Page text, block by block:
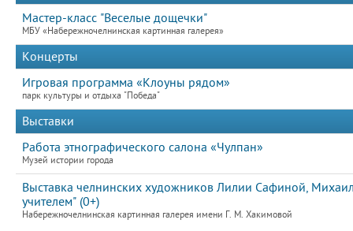
Мастер-класс "Веселые дощечки"
МБУ «Набережночелнинская картинная галерея»
Концерты
Игровая программа «Клоуны рядом»
парк культуры и отдыха "Победа"
Выставки
Работа этнографического салона «Чулпан»
Музей истории города
Выставка челнинских художников Лилии Сафиной,
учителем" (0+)
Набережночелнинская картинная галерея имени Г. М. Хакимовой